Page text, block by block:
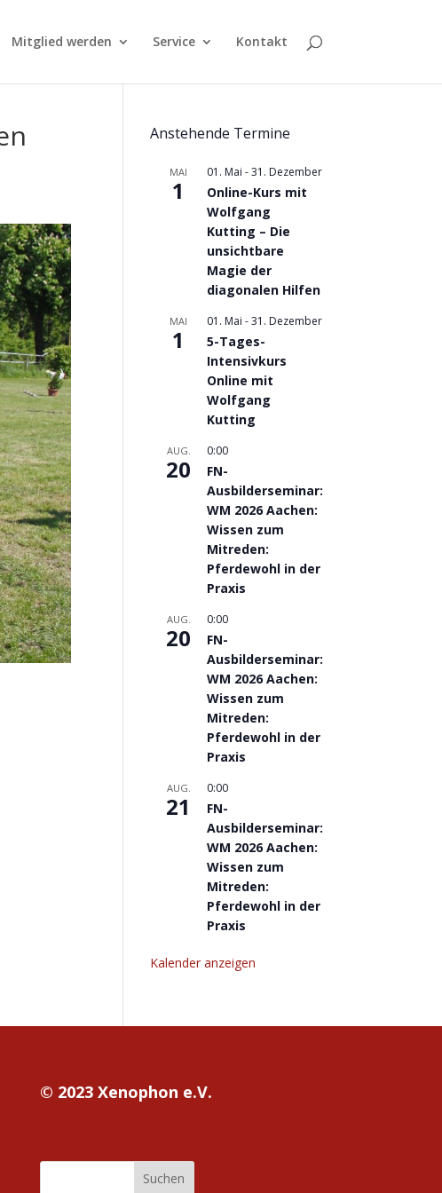
Mitglied werden Service Kontakt
Anstehende Termine
MAI
1
01. Mai -31. Dezember
Online-Kurs mit
Wolfgang
Kutting – Die
unsichtbare
Magie der
diagonalen Hilfen
MAI
1
01. Mai -31. Dezember
5-Tages-
Intensivkurs
Online mit
Wolfgang
Kutting
AUG.
20
0:00
FN-
Ausbilderseminar:
WM 2026 Aachen:
Wissen zum
Mitreden:
Pferdewohl in der
Praxis
AUG.
20
0:00
FN-
Ausbilderseminar:
WM 2026 Aachen:
Wissen zum
Mitreden:
Pferdewohl in der
Praxis
AUG.
21
0:00
FN-
Ausbilderseminar:
WM 2026 Aachen:
Wissen zum
Mitreden:
Pferdewohl in der
Praxis
Kalender anzeigen
© 2023 Xenophon e.V.